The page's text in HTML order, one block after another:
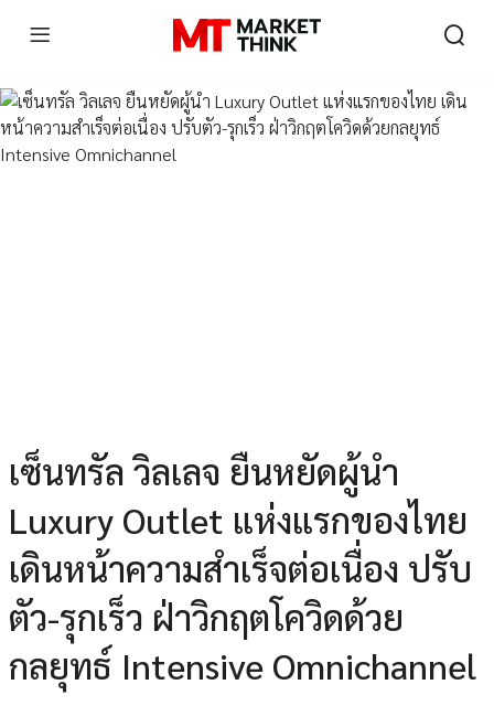
เซ็นทรัล วิลเลจ ยืนหยัดผู้นำ
Luxury Outlet แห่งแรกของไทย
เดินหน้าความสำเร็จต่อเนื่อง ปรับ
ตัว-รุกเร็ว ฝ่าวิกฤตโควิดด้วย
กลยุทธ์ Intensive Omnichannel